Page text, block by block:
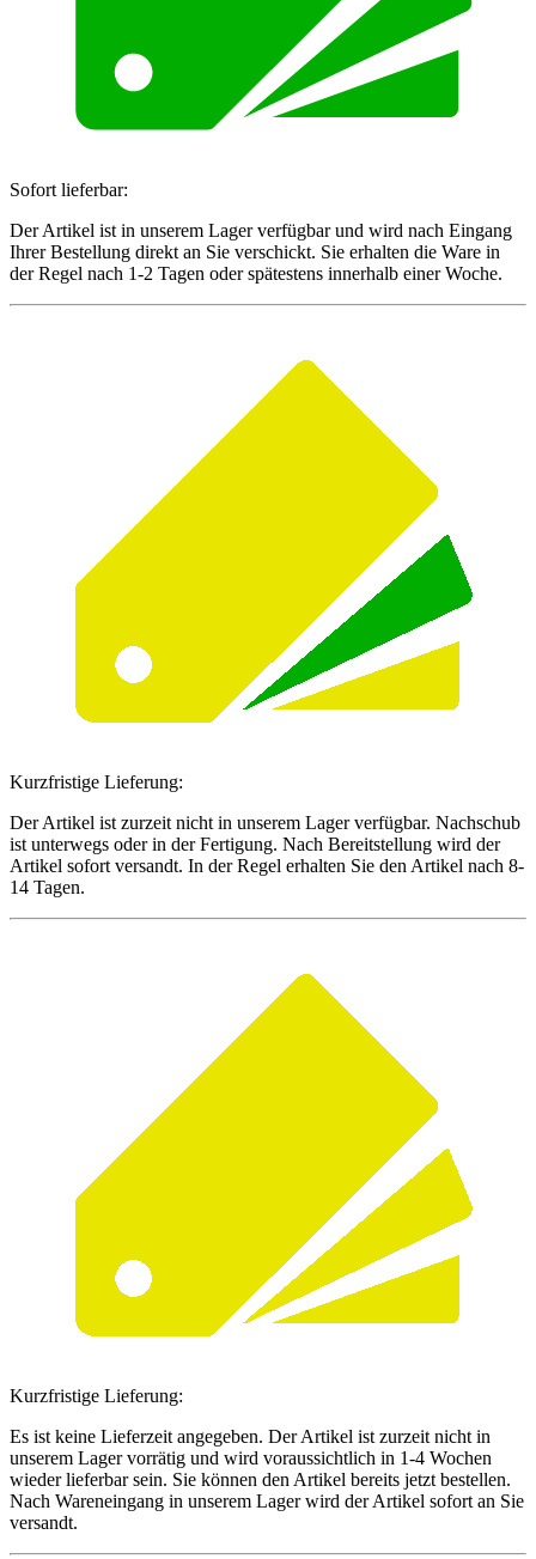
Sofort lieferbar:
Der Artikel ist in unserem Lager verfügbar und wird nach Eingang
Ihrer Bestellung direkt an Sie verschickt. Sie erhalten die Ware in
der Regel nach 1-2 Tagen oder spätestens innerhalb einer Woche.
Kurzfristige Lieferung:
Der Artikel ist zurzeit nicht in unserem Lager verfügbar. Nachschub
ist unterwegs oder in der Fertigung. Nach Bereitstellung wird der
Artikel sofort versandt. In der Regel erhalten Sie den Artikel nach 8-
14 Tagen.
Kurzfristige Lieferung:
Es ist keine Lieferzeit angegeben. Der Artikel ist zurzeit nicht in
unserem Lager vorrätig und wird voraussichtlich in 1-4 Wochen
wieder lieferbar sein. Sie können den Artikel bereits jetzt bestellen.
Nach Wareneingang in unserem Lager wird der Artikel sofort an Sie
versandt.